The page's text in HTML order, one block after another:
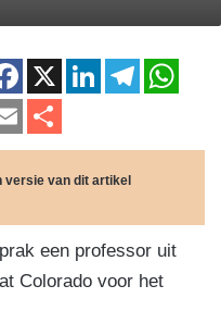
F
a
c
e
b
o
o
X
Li
k
e
dI
n
T
e
a
m
at
A
E
m
ail
el
e
n
versie van dit artikel
een professor uit
Colorado voor het